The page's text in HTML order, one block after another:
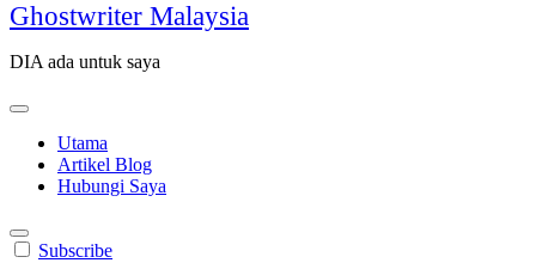
Ghostwriter Malaysia
DIA ada untuk saya
Utama
Artikel Blog
Hubungi Saya
Subscribe